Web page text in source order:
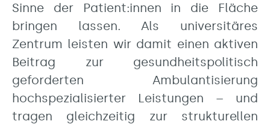
Sinne der Patient:innen in die Fläche
bringen lassen. Als universitäres
Zentrum leisten wir damit einen aktiven
Beitrag zur gesundheitspolitisch
geforderten Ambulantisierung
hochspezialisierter Leistungen – und
tragen gleichzeitig zur strukturellen